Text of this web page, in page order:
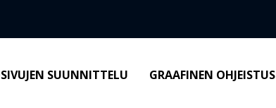
SUUNNITTELU GRAAFINEN OHJEISTUS